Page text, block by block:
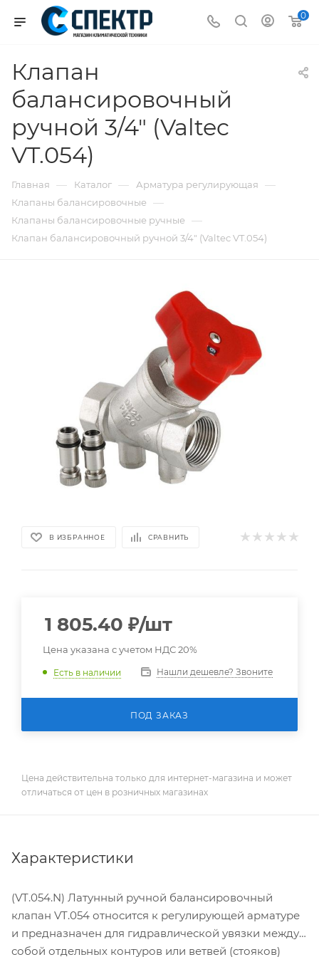
0
Клапан
балансировочный
ручной 3/4" (Valtec
VT.054)
Главная — Каталог — Арматура регулирующая —
Клапаны балансировочные —
Клапаны балансировочные ручные —
Клапан балансировочный ручной 3/4" (Valtec VT.054)
В ИЗБРАННОЕ СРАВНИТЬ
1 805.40 ₽/шт
Цена указана с учетом НДС 20%
Есть в наличии Нашли дешевле? Звоните
ПОД ЗАКАЗ
Цена действительна только для интернет-магазина и может
отличаться от цен в розничных магазинах
Характеристики
(VT.054.N) Латунный ручной балансировочный
клапан VT.054 относится к регулирующей арматуре
и предназначен для гидравлической увязки между
собой отдельных контуров или ветвей (стояков)